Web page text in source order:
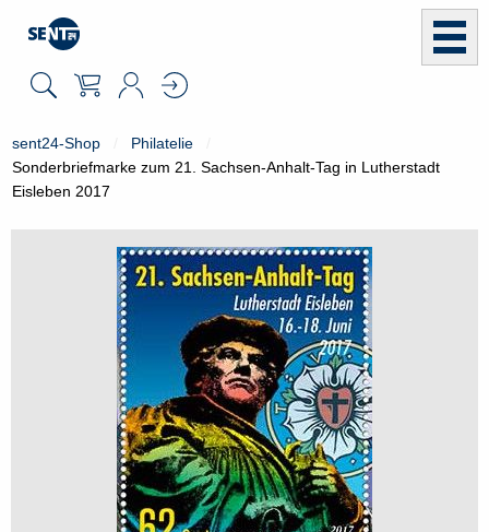
sent24-Shop
Philatelie
Sonderbriefmarke zum 21. Sachsen-Anhalt-Tag in Lutherstadt
Eisleben 2017